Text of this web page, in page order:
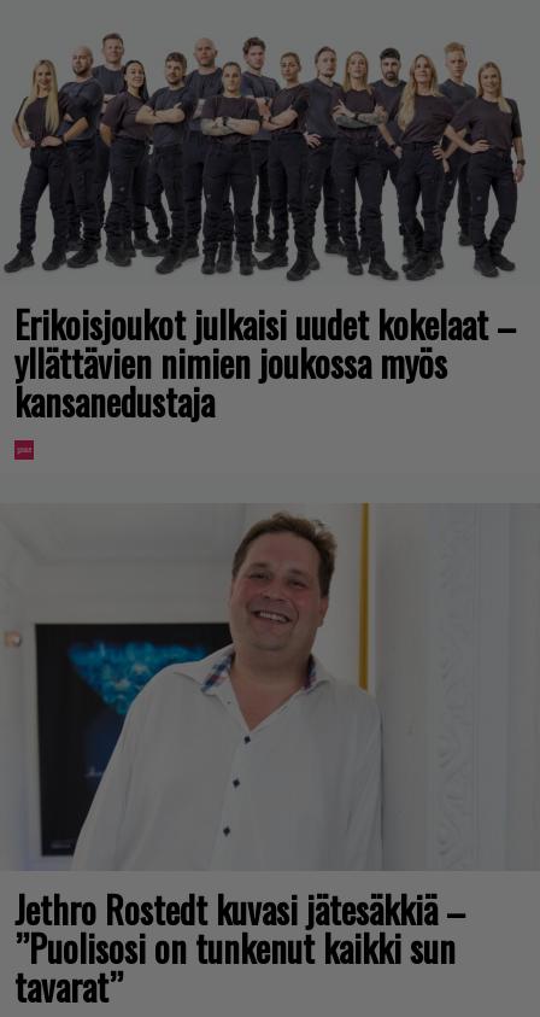
Erikoisjoukot julkaisi uudet kokelaat –
yllättävien nimien joukossa myös
kansanedustaja
Jethro Rostedt kuvasi jätesäkkiä –
”Puolisosi on tunkenut kaikki sun
tavarat”